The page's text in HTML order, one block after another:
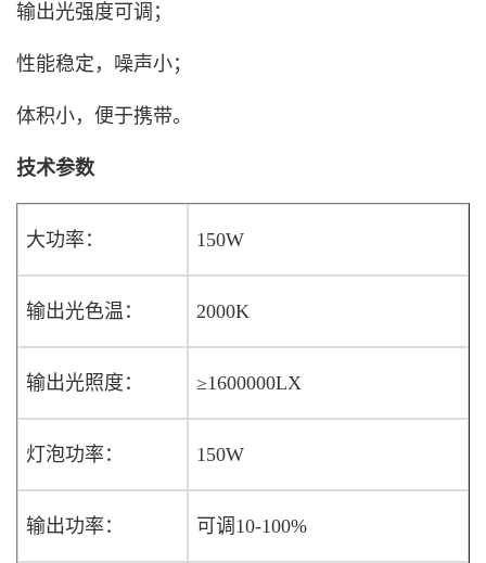
输出光强度可调；
性能稳定，噪声小；
体积小，便于携带。
技术参数
大功率： 150W
输出光色温： 2000K
输出光照度： ≥1600000LX
灯泡功率： 150W
输出功率： 可调10-100%